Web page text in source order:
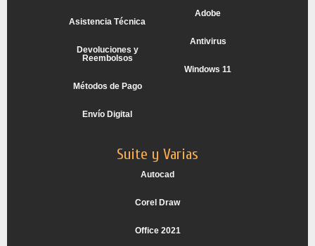
Asistencia Técnica
Devoluciones y
Reembolsos
Métodos de Pago
Envío Digital
Adobe
Antivirus
Windows 11
Suite y Varias
Autocad
Corel Draw
Office 2021